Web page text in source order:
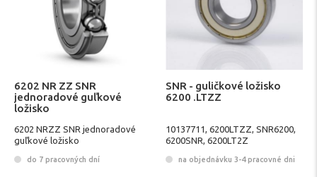
6202 NR ZZ SNR
jednoradové guľkové
ložisko
6202 NRZZ SNR jednoradové
guľkové ložisko
do 7 pracovných dní
SNR - guličkové ložisko
6200 .LTZZ
10137711, 6200LTZZ, SNR6200,
6200SNR, 6200LT2Z
na objednávku 3-4 pracovné dni